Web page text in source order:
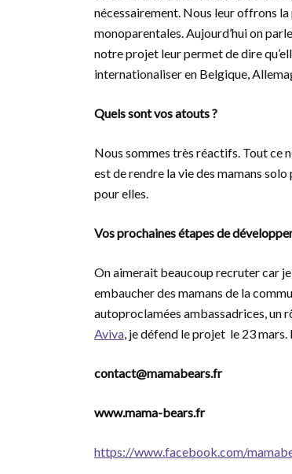
nécessairement. Nous leur offrons
monoparentales. Aujourd’hui on
notre projet leur permet de dire
internationaliser en Belgique,
Quels sont vos atouts ?
Nous sommes très réactifs. Tout ce
est de rendre la vie des mamans
pour elles.
Vos prochaines étapes de
On aimerait beaucoup recruter car
embaucher des mamans de la
autoproclamées ambassadrices, un
Aviva, je défend le projet le 23
contact@mamabears.fr
www.mama-bears.fr
https://www.facebook.com/